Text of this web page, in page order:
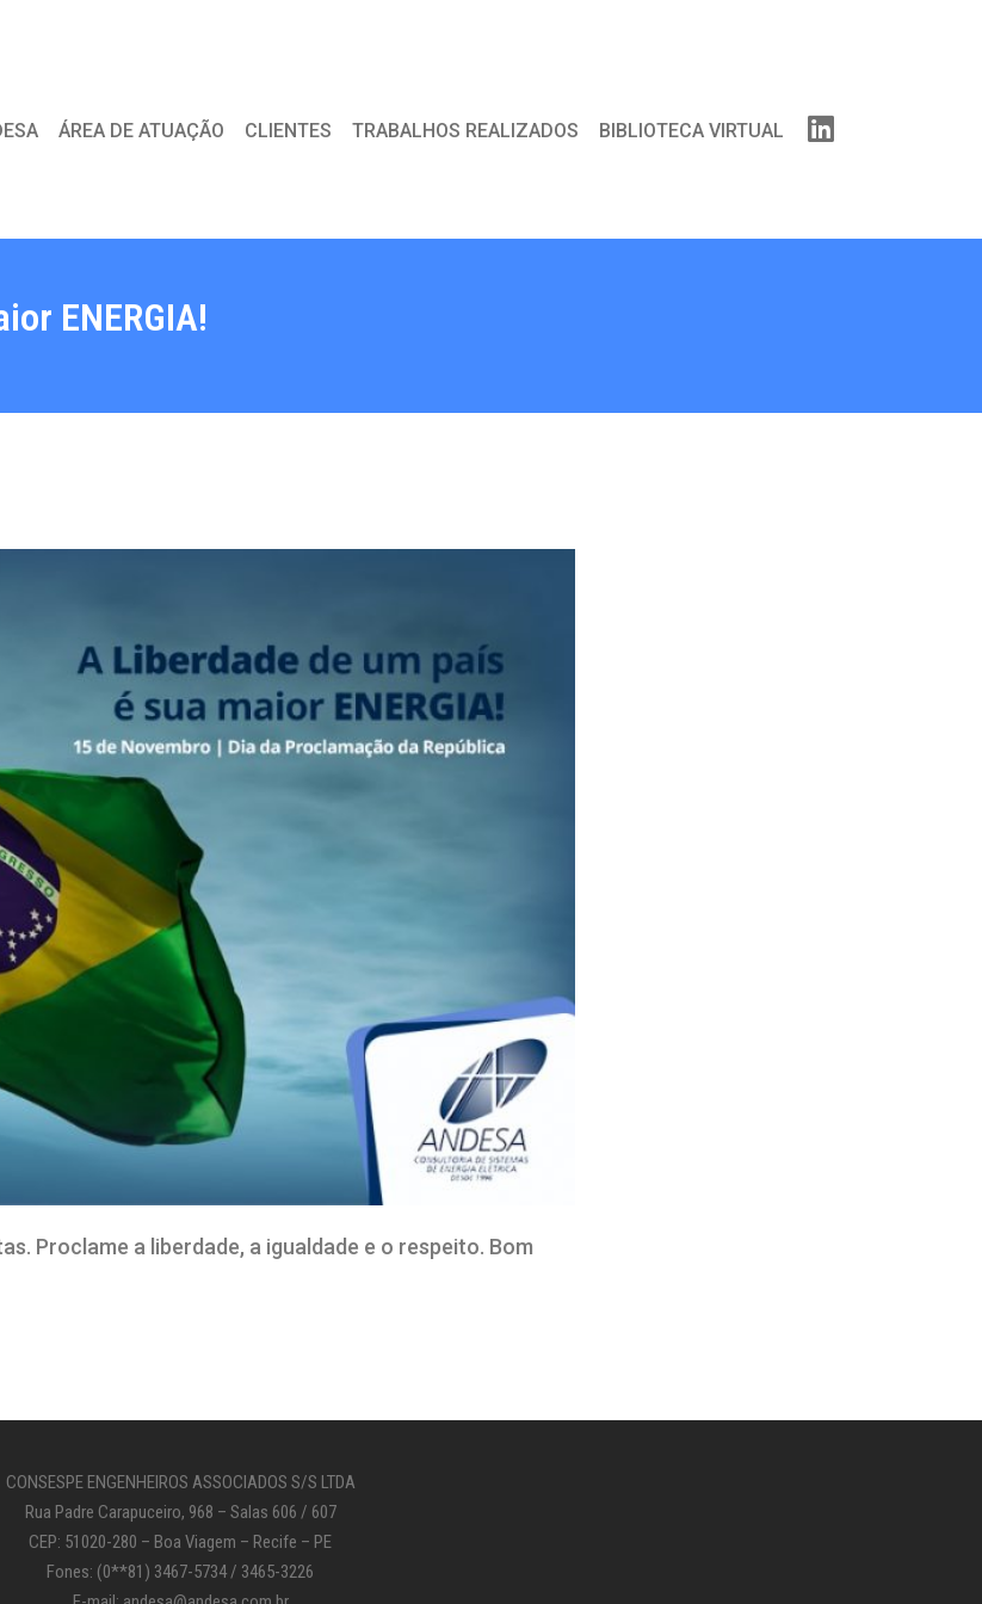
ÁREA DE ATUAÇÃO CLIENTES TRABALHOS REALIZADOS BIBLIOTECA VIRTUAL
ENERGIA!
Proclame a liberdade, a igualdade e o respeito. Bom
CONSESPE ENGENHEIROS ASSOCIADOS S/S LTDA
Rua Padre Carapuceiro, 968 – Salas 606 / 607
CEP: 51020-280 – Boa Viagem – Recife – PE
Fones: (0**81) 3467-5734 / 3465-3226